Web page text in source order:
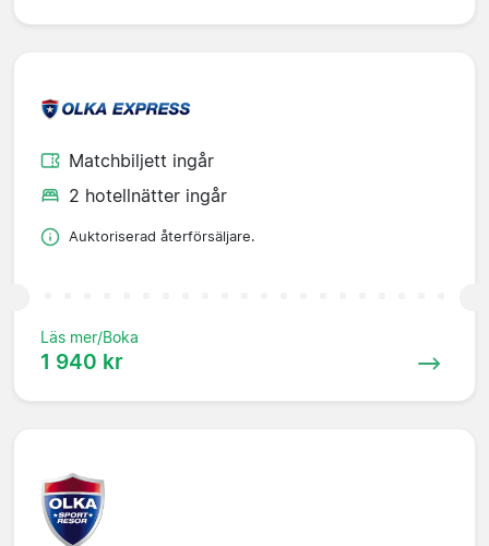
Matchbiljett ingår
2 hotellnätter ingår
Auktoriserad återförsäljare.
Läs mer/Boka
1 940 kr